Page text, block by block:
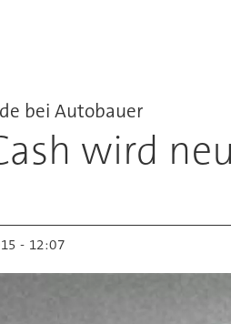
bei Autobauer
wird
- 12:07